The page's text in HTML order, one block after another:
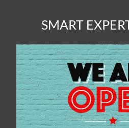
SMART